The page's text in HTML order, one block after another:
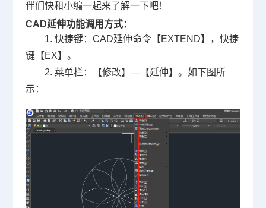
伴们快和小编一起来了解一下吧！
CAD延伸功能调用方式：
1. 快捷键： CAD延伸命令【EXTEND】，快捷
键【EX】。
2. 菜单栏：【修改】—【延伸】。如下图所
示：